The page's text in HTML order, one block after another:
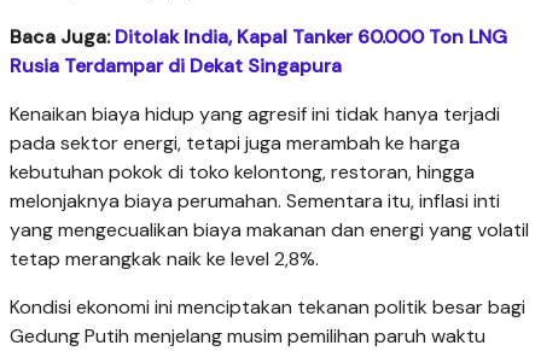
Baca Juga:Ditolak India, Kapal Tanker 60.000 Ton LNG
Rusia Terdampar di Dekat Singapura
Kenaikan biaya hidup yang agresif ini tidak hanya terjadi
pada sektor energi, tetapi juga merambah ke harga
kebutuhan pokok di toko kelontong, restoran, hingga
melonjaknya biaya perumahan. Sementara itu, inflasi inti
yang mengecualikan biaya makanan dan energi yang volatil
tetap merangkak naik ke level 2,8%.
Kondisi ekonomi ini menciptakan tekanan politik besar bagi
Gedung Putih menjelang musim pemilihan paruh waktu